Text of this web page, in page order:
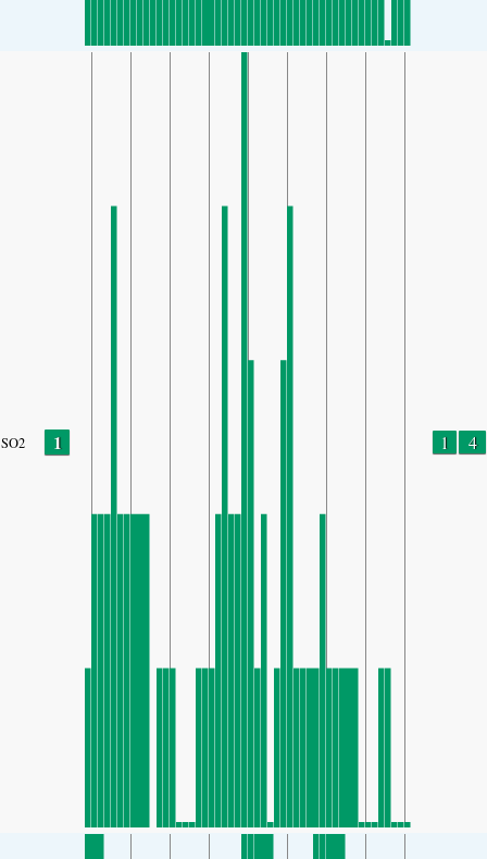
SO2 1 1 4